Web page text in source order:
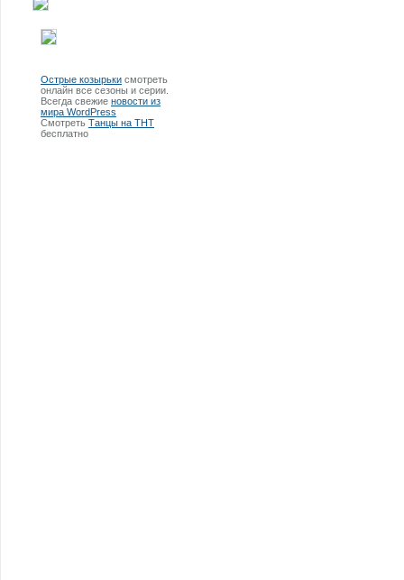
Острые козырьки смотреть
онлайн все сезоны и серии.
Всегда свежие новости из
мира WordPress
Смотреть Танцы на ТНТ
бесплатно